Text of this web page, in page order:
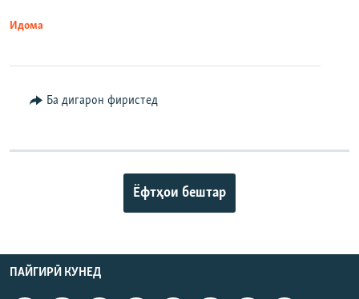
Идома
Ба дигарон фиристед
Ёфтҳои бештар
ПАЙГИРӢ КУНЕД